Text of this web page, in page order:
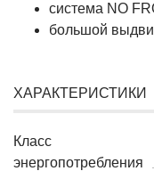
система NO
большой
ХАРАКТЕРИСТИКИ
Класс
энергопотребления